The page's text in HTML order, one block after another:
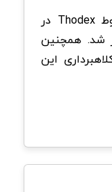
اوزر حدود یک سال پس از سقوط Thodex در
شد. همچنین
کلاهبرداری این